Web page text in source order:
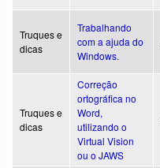
Truques e
dicas
Trabalhando
com a ajuda do
Windows.
Truques e
dicas
Correção
ortográfica no
Word,
utilizando o
Virtual Vision
ou o JAWS